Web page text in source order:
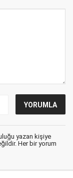
yazan kişiye
Her bir yorum